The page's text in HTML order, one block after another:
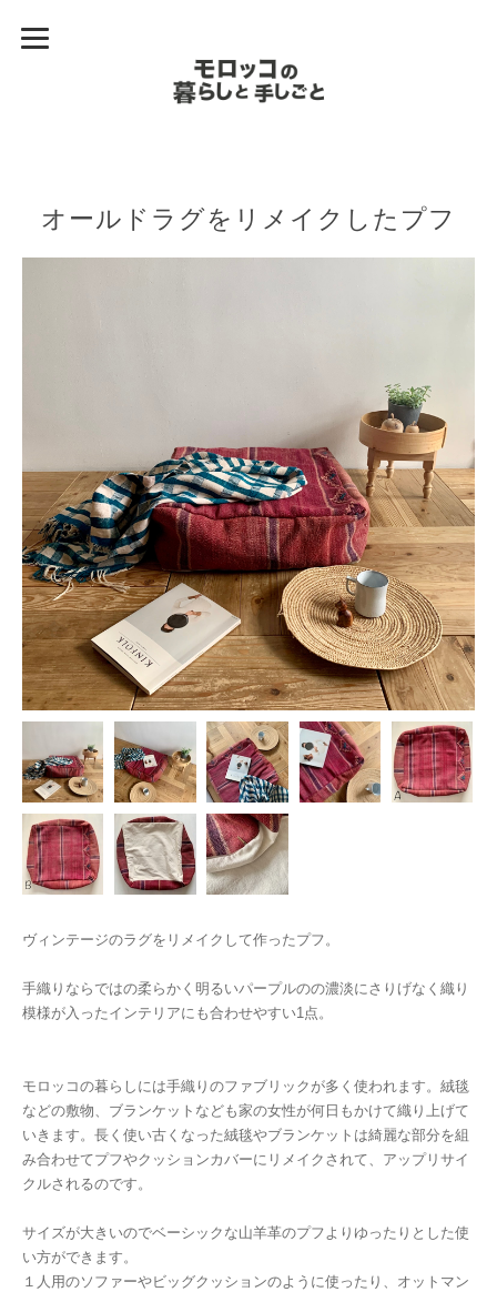
オールドラグをリメイクしたプフ
ヴィンテージのラグをリメイクして作ったプフ。
手織りならではの柔らかく明るいパープルのの濃淡にさりげなく織り
模様が入ったインテリアにも合わせやすい1点。
モロッコの暮らしには手織りのファブリックが多く使われます。絨毯
などの敷物、ブランケットなども家の女性が何日もかけて織り上げて
いきます。長く使い古くなった絨毯やブランケットは綺麗な部分を組
み合わせてプフやクッションカバーにリメイクされて、アップリサイ
クルされるのです。
サイズが大きいのでベーシックな山羊革のプフよりゆったりとした使
い方ができます。
１人用のソファーやビッグクッションのように使ったり、オットマン